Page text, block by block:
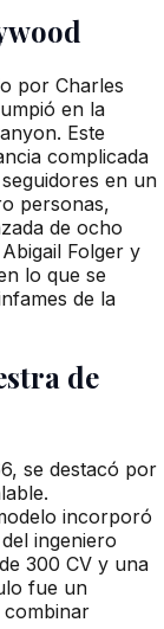
por Charles
en la
Este
complicada
en un
personas,
de ocho
Folger y
lo que se
de la
de
se destacó por
incorporó
ingeniero
300 CV y una
fue un
combinar